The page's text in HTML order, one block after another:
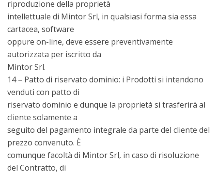
riproduzione della proprietà
intellettuale di Mintor Srl, in qualsiasi forma sia essa
cartacea, software
oppure on-line, deve essere preventivamente
autorizzata per iscritto da
Mintor Srl.
14 – Patto di riservato dominio: i Prodotti si intendono
venduti con patto di
riservato dominio e dunque la proprietà si trasferirà al
cliente solamente a
seguito del pagamento integrale da parte del cliente del
prezzo convenuto. È
comunque facoltà di Mintor Srl, in caso di risoluzione
del Contratto, di